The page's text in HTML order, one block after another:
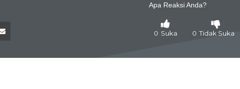
Apa Reaksi Anda?
0 Suka 0 Tidak Suka